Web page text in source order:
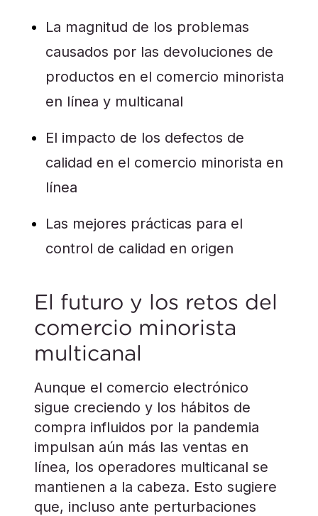
La magnitud de los problemas
causados por las devoluciones de
productos en el comercio minorista
en línea y multicanal
El impacto de los defectos de
calidad en el comercio minorista en
línea
Las mejores prácticas para el
control de calidad en origen
El futuro y los retos del
comercio minorista
multicanal
Aunque el comercio electrónico
sigue creciendo y los hábitos de
compra influidos por la pandemia
impulsan aún más las ventas en
línea, los operadores multicanal se
mantienen a la cabeza. Esto sugiere
que, incluso ante perturbaciones